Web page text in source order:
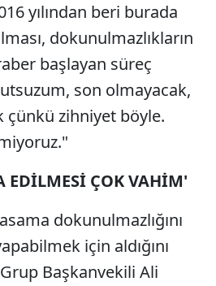
yılından beri burada
dokunulmazlıkların
başlayan süreç
son olmayacak,
çünkü zihniyet böyle.
EDİLMESİ ÇOK VAHİM'
dokunulmazlığını
için aldığını
Başkanvekili Ali